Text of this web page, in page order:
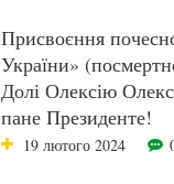
Присвоєння
України»
Долі Олексію
пане Президенте!
19 лютого 2024